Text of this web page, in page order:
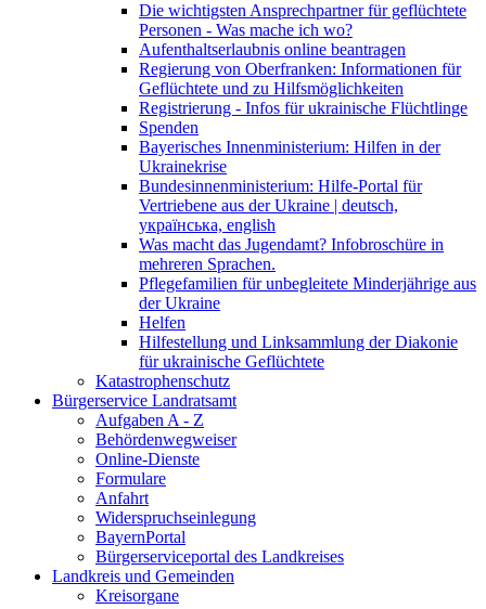
Die wichtigsten Ansprechpartner für geflüchtete
Personen - Was mache ich wo?
Aufenthaltserlaubnis online beantragen
Regierung von Oberfranken: Informationen für
Geflüchtete und zu Hilfsmöglichkeiten
Registrierung - Infos für ukrainische Flüchtlinge
Spenden
Bayerisches Innenministerium: Hilfen in der
Ukrainekrise
Bundesinnenministerium: Hilfe-Portal für
Vertriebene aus der Ukraine | deutsch,
українська, english
Was macht das Jugendamt? Infobroschüre in
mehreren Sprachen.
Pflegefamilien für unbegleitete Minderjährige aus
der Ukraine
Helfen
Hilfestellung und Linksammlung der Diakonie
für ukrainische Geflüchtete
Katastrophenschutz
Bürgerservice Landratsamt
Aufgaben A - Z
Behördenwegweiser
Online-Dienste
Formulare
Anfahrt
Widerspruchseinlegung
BayernPortal
Bürgerserviceportal des Landkreises
Landkreis und Gemeinden
Kreisorgane